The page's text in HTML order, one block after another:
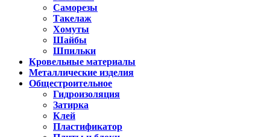
Саморезы
Такелаж
Хомуты
Шайбы
Шпильки
Кровельные материалы
Металлические изделия
Общестроительное
Гидроизоляция
Затирка
Клей
Пластификатор